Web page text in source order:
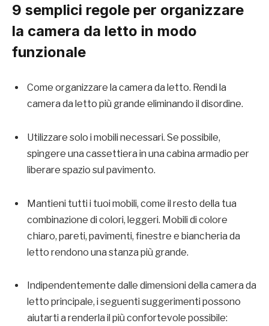
9 semplici regole per organizzare
la camera da letto in modo
funzionale
Come organizzare la camera da letto. Rendi la
camera da letto più grande eliminando il disordine.
Utilizzare solo i mobili necessari. Se possibile,
spingere una cassettiera in una cabina armadio per
liberare spazio sul pavimento.
Mantieni tutti i tuoi mobili, come il resto della tua
combinazione di colori, leggeri. Mobili di colore
chiaro, pareti, pavimenti, finestre e biancheria da
letto rendono una stanza più grande.
Indipendentemente dalle dimensioni della camera da
letto principale, i seguenti suggerimenti possono
aiutarti a renderla il più confortevole possibile: